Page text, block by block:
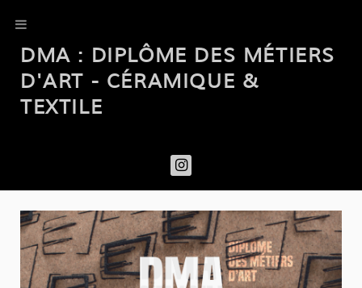
DMA : DIPLÔME DES MÉTIERS
D'ART - CÉRAMIQUE &
TEXTILE